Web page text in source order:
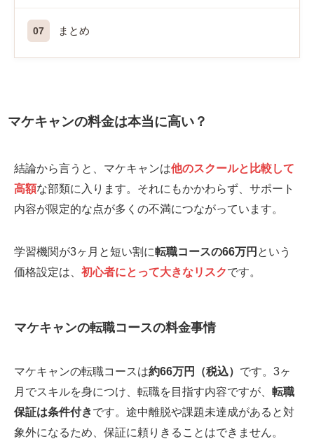
まとめ
マケキャンの料金は本当に高い？
結論から言うと、マケキャンは他のスクールと比較して
高額な部類に入ります。それにもかかわらず、サポート
内容が限定的な点が多くの不満につながっています。
学習機関が3ヶ月と短い割に転職コースの66万円 という
価格設定は、 初心者にとって大きなリスクです。
マケキャンの転職コースの料金事情
マケキャンの転職コースは約66万円（税込） です。3ヶ
月でスキルを身につけ、転職を目指す内容ですが、 転職
保証は条件付きです。途中離脱や課題未達成があると対
象外になるため、保証に頼りきることはできません。